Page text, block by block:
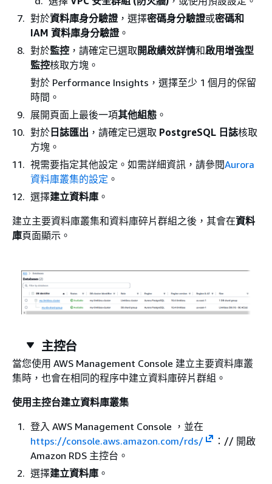
對於資料庫身分驗證 ，選擇密碼身分驗證或密碼和
IAM 資料庫身分驗證 。
對於監控 ，請確定已選取 開啟績效詳情和啟用增強型
監控核取方塊。
對於 Performance Insights，選擇至少 1 個月的保留
時間。
展開頁面上最後一項其他組態 。
對於 日誌匯出 ，請確定已選取 PostgreSQL 日誌核取
方塊。
視需要指定其他設定。如需詳細資訊，請參閱Aurora
資料庫叢集的設定 。
選擇建立資料庫 。
建立主要資料庫叢集和資料庫碎片群組之後，其會在資料
庫頁面顯示。
主控台
當您使用 AWS Management Console 建立主要資料庫叢
集時，也會在相同的程序中建立資料庫碎片群組。
使用主控台建立資料庫叢集
登入 AWS Management Console ，並在
https://console.aws.amazon.com/rds/
：// 開啟
Amazon RDS 主控台。
選擇建立資料庫 。